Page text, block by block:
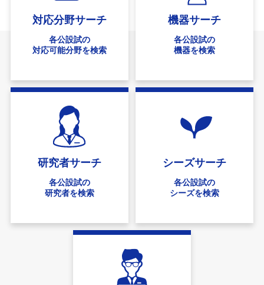
対応分野サーチ
各公設試の
対応可能分野を検索
機器サーチ
各公設試の
機器を検索
研究者サーチ
各公設試の
研究者を検索
シーズサーチ
各公設試の
シーズを検索